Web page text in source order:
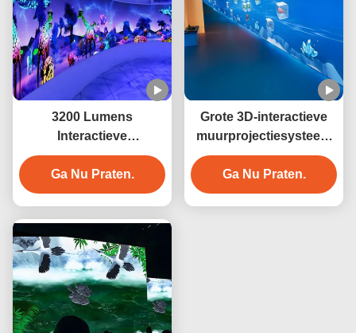
3200 Lumens
Interactieve
wandprojector voor
cultuurtoerisme
Ga Nu Praten.
Grote 3D-interactieve
muurprojectiesysteem
voor hotels
Ga Nu Praten.